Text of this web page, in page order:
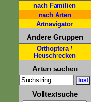
nach Familien
nach Arten
Artnavigator
Andere Gruppen
Orthoptera /
Heuschrecken
Arten suchen
Volltextsuche